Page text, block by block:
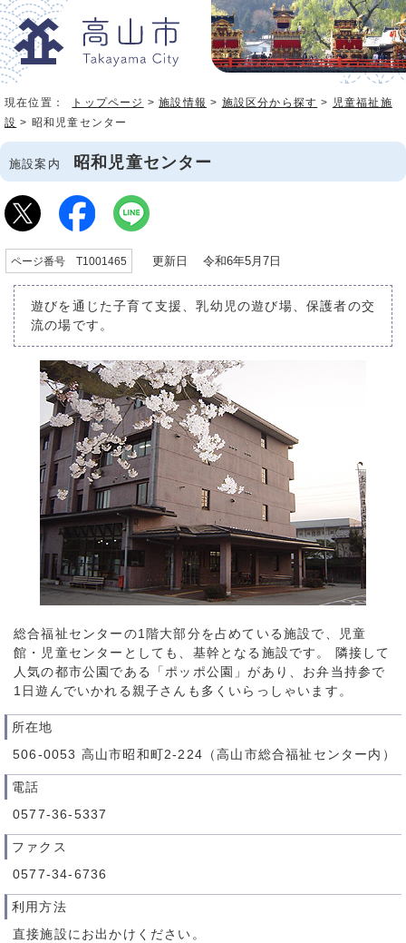
現在位置： トップページ >施設情報 > 施設区分から探す > 児童福祉施
設 > 昭和児童センター
施設案内 昭和児童センター
ページ番号 T1001465 更新日 令和6年5月7日
遊びを通じた子育て支援、乳幼児の遊び場、保護者の交
流の場です。
総合福祉センターの1階大部分を占めている施設で、児童
館・児童センターとしても、基幹となる施設です。 隣接して
人気の都市公園である「ポッポ公園」があり、お弁当持参で
1日遊んでいかれる親子さんも多くいらっしゃいます。
所在地
506-0053 高山市昭和町2-224（高山市総合福祉センター内）
電話
0577-36-5337
ファクス
0577-34-6736
利用方法
直接施設にお出かけください。